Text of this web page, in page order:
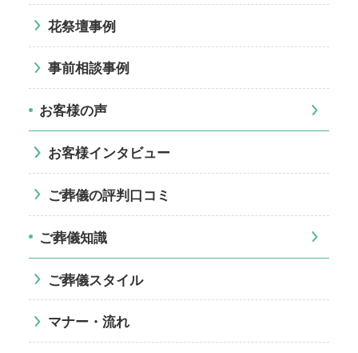
花祭壇事例
事前相談事例
お客様の声
お客様インタビュー
ご葬儀の評判口コミ
ご葬儀知識
ご葬儀スタイル
マナー・流れ